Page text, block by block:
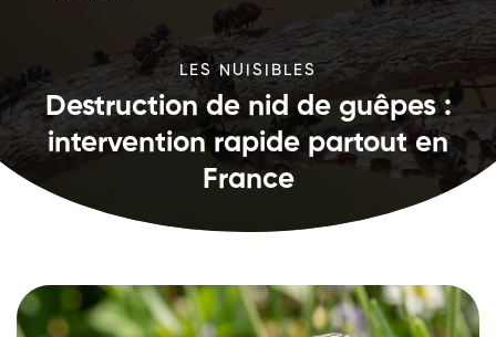
LES NUISIBLES
Destruction de nid de guêpes :
intervention rapide partout en
France